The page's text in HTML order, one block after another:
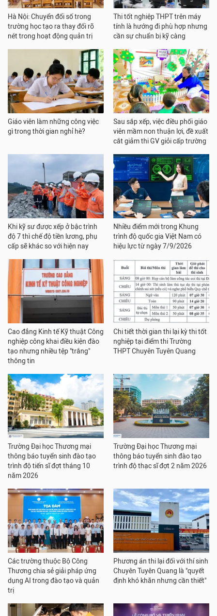
Hà Nội: Chuyển đổi số trong
trường học tạo ra thay đổi rõ
nét trong hoạt động quản trị
Thi tốt nghiệp THPT trên máy
tính là hướng đi phù hợp nhưng
cần sự chuẩn bị kỹ càng
Giáo viên làm những công việc
gì trong thời gian nghỉ hè?
Sau sắp xếp, việc điều phối giáo
viên mầm non thuận lợi, đề xuất
cắt giảm thi GV giỏi cấp trường
Khi kỹ sư được xếp ở bậc trình
độ 7 thì chế độ tiền lương, phụ
cấp sẽ khác so với hiện nay
Nhiều điểm mới trong Khung
trình độ quốc gia Việt Nam có
hiệu lực từ ngày 7/9/2026
Cao đẳng Kinh tế Kỹ thuật Công
nghiệp công khai điều kiện đào
tạo nhưng nhiều tệp "trắng"
thông tin
Chi tiết thời gian thi lại kỳ thi tốt
nghiệp tại điểm thi Trường
THPT Chuyên Tuyên Quang
Trường Đại học Thương mại
thông báo tuyển sinh đào tạo
trình độ tiến sĩ đợt tháng 10
năm 2026
Trường Đại học Thương mại
thông báo tuyển sinh đào tạo
trình độ thạc sĩ đợt 2 năm 2026
Các trường thuộc Bộ Công
Thương chia sẻ giải pháp ứng
dụng AI trong đào tạo và quản
trị
Phương án thi lại đối với thí sinh
Chuyên Tuyên Quang là "quyết
định khó khăn nhưng cần thiết"